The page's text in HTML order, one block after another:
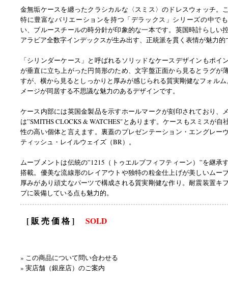
金無垢ケースを纏ったクラシカルな〈スミス〉のドレスウォッチ。
特に豊富なバリエーションを持つ「デラックス」シリーズの中で
い、ブルースチールの時分針が印象的な一本です。英国時計らしい
アラビア全数字インデックスが生み出す、正統派を貫く表情が魅力的
「シリンダーケース」と呼ばれるソリッドなケースデザインもポイ
が垂直に立ち上がった円筒形のため、文字盤正面から見るとラグが
すが、横から見るとしっかりと厚みが感じられる質実剛健なフォル
メージが同居する不思議な魅力のあるデザインです。
ケース内部には英国金製品を示すホールマークが刻印されており、
は”SMITHS CLOCKS & WATCHES"とあります。ケースもスミスが自
性の高い個体と言えます。裏蓋のプレゼンテーション・エングレー
ティッシュ・レイルウェイズ（BR）。
ムーブメントは伝統の”1215（トゥエルブフィフティーン）”を継承
搭載。優美な流線形のレイアウトや独特の粒金仕上げが美しいムー
厚みがあり頑丈なパーツで構成される質実剛健な作り。耐震装置キ
プに装備している点も魅力的。
[ 販 売 価 格 ] SOLD
» この商品について問い合わせる
» 実店舗（銀座店）のご案内